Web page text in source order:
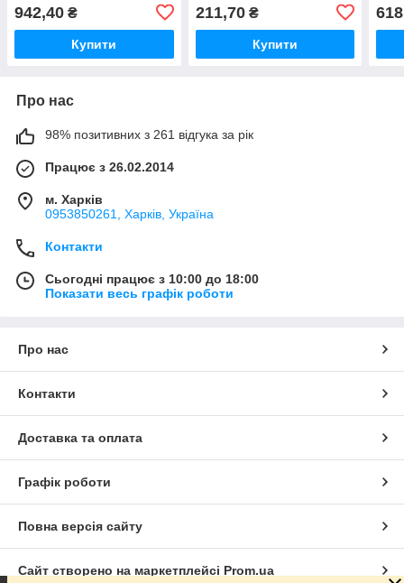
942,40 ₴
Купити
211,70₴
Купити
Про нас
98% позитивних з 261 відгука за рік
Працює з 26.02.2014
м. Харків
0953850261, Харків, Україна
Контакти
Сьогодні працює з 10:00 до 18:00
Показати весь графік роботи
Про нас
Контакти
Доставка та оплата
Графік роботи
Повна версія сайту
Сайт створено на маркетплейсі Prom.ua